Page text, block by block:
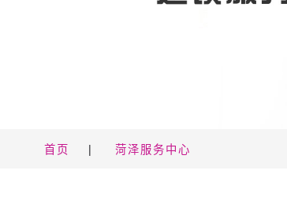
首页 | 菏泽服务中心